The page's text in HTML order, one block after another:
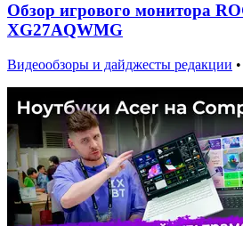
Обзор игрового монитора
XG27AQWMG
Видеообзоры и дайджесты редакции •